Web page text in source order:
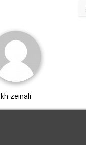
kh zeinali